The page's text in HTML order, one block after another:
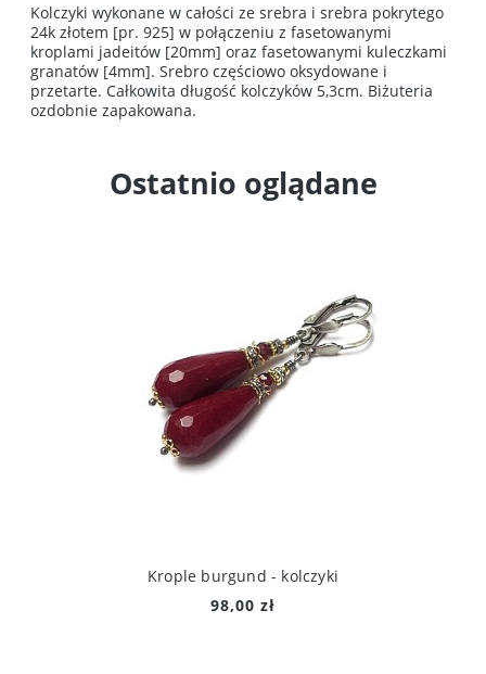
Kolczyki wykonane w całości ze srebra i srebra pokrytego
24k złotem [pr. 925] w połączeniu z fasetowanymi
kroplami jadeitów [20mm] oraz fasetowanymi kuleczkami
granatów [4mm]. Srebro częściowo oksydowane i
przetarte. Całkowita długość kolczyków 5,3cm. Biżuteria
ozdobnie zapakowana.
Ostatnio oglądane
Krople burgund - kolczyki
98,00 zł